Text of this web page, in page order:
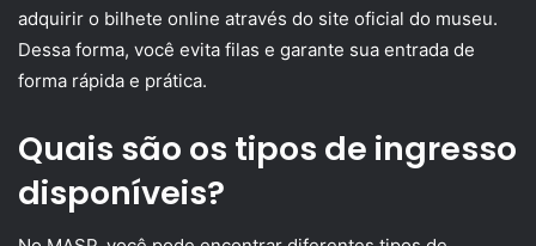
adquirir o bilhete online através do site oficial do museu.
Dessa forma, você evita filas e garante sua entrada de
forma rápida e prática.
Quais são os tipos de ingresso
disponíveis?